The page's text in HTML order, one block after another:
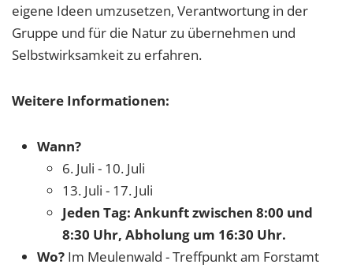
eigene Ideen umzusetzen, Verantwortung in der
Gruppe und für die Natur zu übernehmen und
Selbstwirksamkeit zu erfahren.
Weitere Informationen:
Wann?
6. Juli - 10. Juli
13. Juli - 17. Juli
Jeden Tag: Ankunft zwischen 8:00 und
8:30 Uhr, Abholung um 16:30 Uhr.
Wo? Im Meulenwald - Treffpunkt am Forstamt